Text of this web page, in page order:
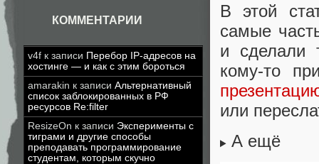
КОММЕНТАРИИ
v4f к записи Перебор IP-адресов на
хостинге — и как с этим бороться
amarakin к записи Альтернативный
список заблокированных в РФ
ресурсов Re:filter
ResizeOn к записи Эксперименты с
тиграми и другие способы
преподавать программирование
студентам, которым скучно
В этой
самые
и сделали
кому-то
или
А ещё